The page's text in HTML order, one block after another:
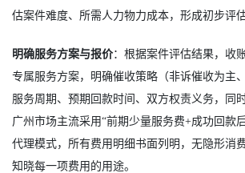
估案件难度、所需人力物力成本，形成初步评估
明确服务方案与报价：根据案件评估结果，收
专属服务方案，明确催收策略（非诉催收为主
服务周期、预期回款时间、双方权责义务，
广州市场主流采用“前期少量服务费+成功回款
代理模式，所有费用明细书面列明，无隐形消
知晓每一项费用的用途。